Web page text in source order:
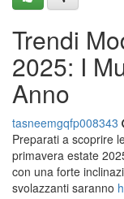
Trendi
2025: I
Anno
tasneemgqfp008343
Preparati a scoprire
primavera estate
con una forte
svolazzanti saranno